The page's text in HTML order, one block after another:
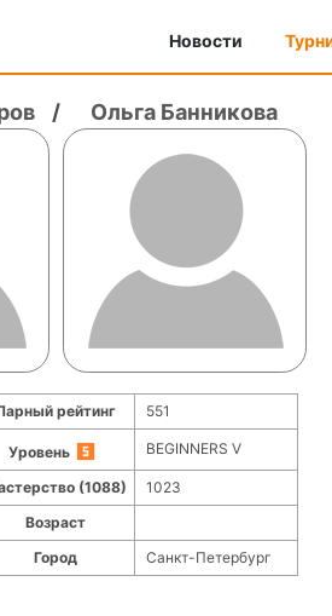
Новости
/ Ольга Банникова
рейтинг 551
Уровень BEGINNERS V
(1088)
1023
Возраст
Город Санкт-Петербург